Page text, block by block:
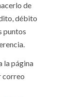
de
débito
puntos
la página
correo